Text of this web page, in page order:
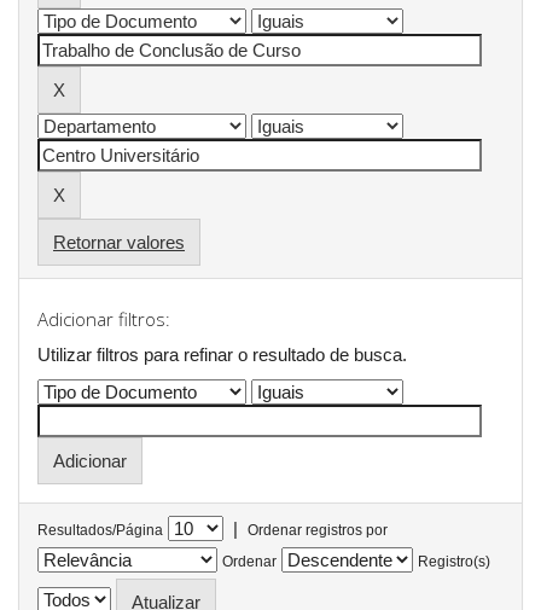
Retornar valores
Adicionar filtros:
Utilizar filtros para refinar o resultado de busca.
Resultados/Página |
Ordenar registros por
Ordenar
Registro(s)